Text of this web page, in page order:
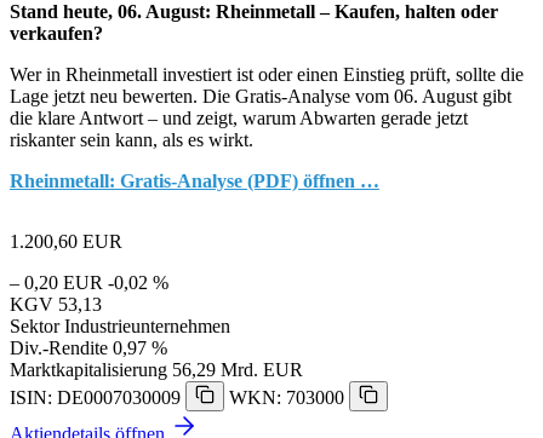
Stand heute, 06. August: Rheinmetall – Kaufen, halten oder
verkaufen?
Wer in Rheinmetall investiert ist oder einen Einstieg prüft, sollte die
Lage jetzt neu bewerten. Die Gratis-Analyse vom 06. August gibt
die klare Antwort – und zeigt, warum Abwarten gerade jetzt
riskanter sein kann, als es wirkt.
Rheinmetall: Gratis-Analyse (PDF) öffnen …
1.200,60 EUR
– 0,20 EUR -0,02 %
KGV 53,13
Sektor Industrieunternehmen
Div.-Rendite 0,97 %
Marktkapitalisierung 56,29 Mrd. EUR
ISIN: DE0007030009
WKN: 703000
Aktiendetails öffnen